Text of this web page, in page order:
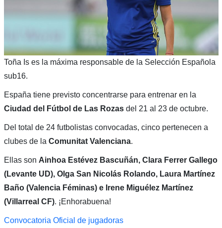
Toña Is es la máxima responsable de la Selección Española
sub16.
España tiene previsto concentrarse para entrenar en la
Ciudad del Fútbol de Las Rozas del 21 al 23 de octubre.
Del total de 24 futbolistas convocadas, cinco pertenecen a
clubes de la Comunitat Valenciana.
Ellas son Ainhoa Estévez Bascuñán, Clara Ferrer Gallego
(Levante UD), Olga San Nicolás Rolando, Laura Martínez
Baño (Valencia Féminas) e Irene Miguélez Martínez
(Villarreal CF). ¡Enhorabuena!
Convocatoria Oficial de jugadoras